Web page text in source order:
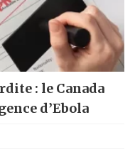
: le Canada
d’Ebola